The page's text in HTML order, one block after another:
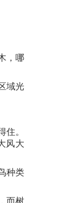
，哪
域光
。
风大
种类
而树